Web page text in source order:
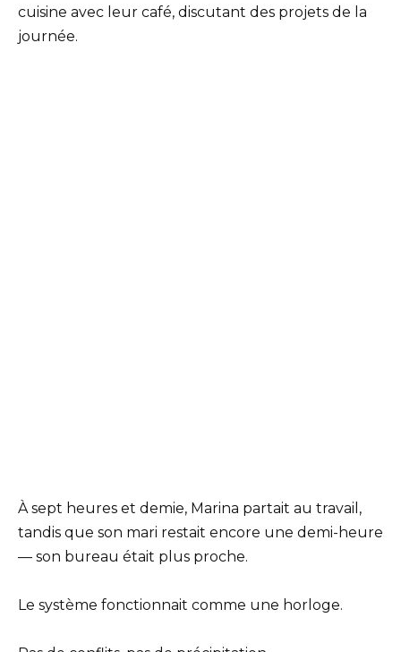
cuisine avec leur café, discutant des projets de la
journée.
À sept heures et demie, Marina partait au travail,
tandis que son mari restait encore une demi-heure
— son bureau était plus proche.
Le système fonctionnait comme une horloge.